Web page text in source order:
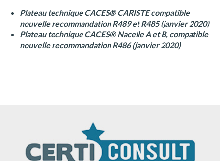
Plateau technique CACES® CARISTE compatible
nouvelle recommandation R489 et R485 (janvier 2020)
Plateau technique CACES® Nacelle A et B, compatible
nouvelle recommandation R486 (janvier 2020)